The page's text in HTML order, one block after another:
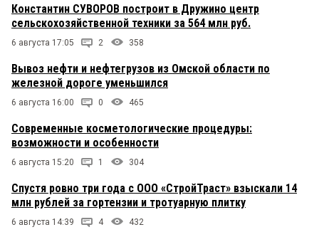
Константин СУВОРОВ построит в Дружино центр
сельскохозяйственной техники за 564 млн руб.
6 августа 17:05 2 358
Вывоз нефти и нефтегрузов из Омской области по
железной дороге уменьшился
6 августа 16:00 0 465
Современные косметологические процедуры:
возможности и особенности
6 августа 15:20 1 304
Спустя ровно три года с ООО «СтройТраст» взыскали 14
млн рублей за гортензии и тротуарную плитку
6 августа 14:39 4 432